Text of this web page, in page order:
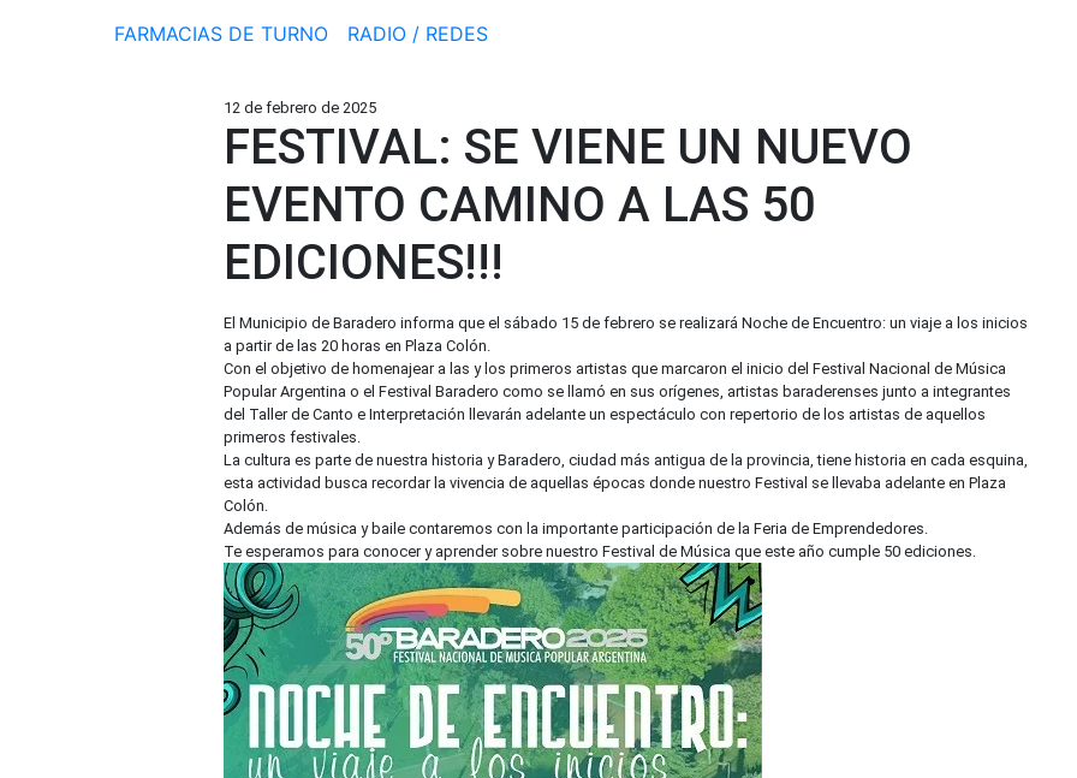
FARMACIAS DE TURNO RADIO / REDES
12 de febrero de 2025
FESTIVAL: SE VIENE UN NUEVO
EVENTO CAMINO A LAS 50
EDICIONES!!!
El Municipio de Baradero informa que el sábado 15 de febrero se realizará Noche de Encuentro: un viaje a los inicios
a partir de las 20 horas en Plaza Colón.
Con el objetivo de homenajear a las y los primeros artistas que marcaron el inicio del Festival Nacional de Música
Popular Argentina o el Festival Baradero como se llamó en sus orígenes, artistas baraderenses junto a integrantes
del Taller de Canto e Interpretación llevarán adelante un espectáculo con repertorio de los artistas de aquellos
primeros festivales.
La cultura es parte de nuestra historia y Baradero, ciudad más antigua de la provincia, tiene historia en cada esquina,
esta actividad busca recordar la vivencia de aquellas épocas donde nuestro Festival se llevaba adelante en Plaza
Colón.
Además de música y baile contaremos con la importante participación de la Feria de Emprendedores.
Te esperamos para conocer y aprender sobre nuestro Festival de Música que este año cumple 50 ediciones.